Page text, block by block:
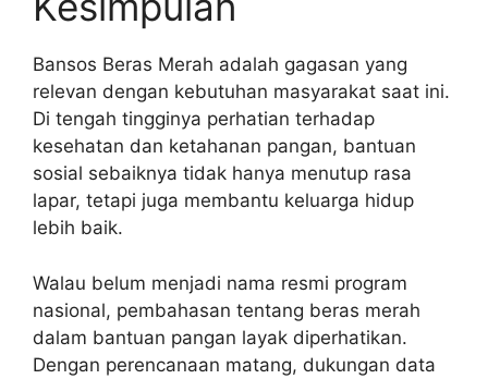
Bansos Beras Merah adalah gagasan yang
relevan dengan kebutuhan masyarakat saat ini.
Di tengah tingginya perhatian terhadap
kesehatan dan ketahanan pangan, bantuan
sosial sebaiknya tidak hanya menutup rasa
lapar, tetapi juga membantu keluarga hidup
lebih baik.
Walau belum menjadi nama resmi program
nasional, pembahasan tentang beras merah
dalam bantuan pangan layak diperhatikan.
Dengan perencanaan matang, dukungan data